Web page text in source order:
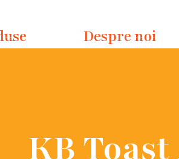
Despre noi
KB